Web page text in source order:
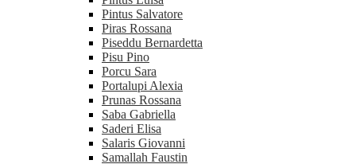
Pintus Salvatore
Piras Rossana
Piseddu Bernardetta
Pisu Pino
Porcu Sara
Portalupi Alexia
Prunas Rossana
Saba Gabriella
Saderi Elisa
Salaris Giovanni
Samallah Faustin